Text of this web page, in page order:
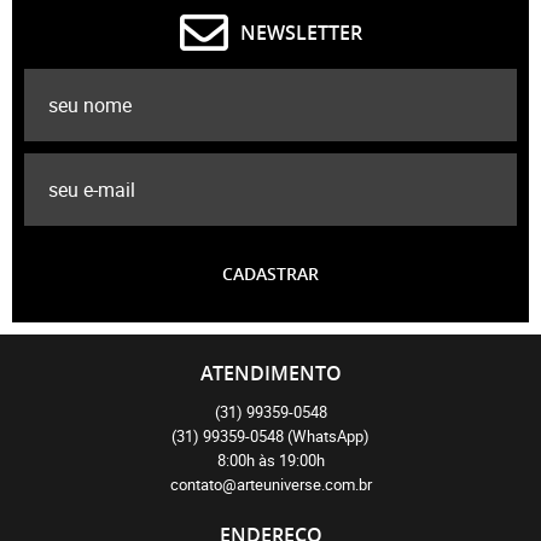
NEWSLETTER
CADASTRAR
ATENDIMENTO
(31) 99359-0548
(31) 99359-0548(WhatsApp)
8:00h às 19:00h
contato@arteuniverse.com.br
ENDEREÇO